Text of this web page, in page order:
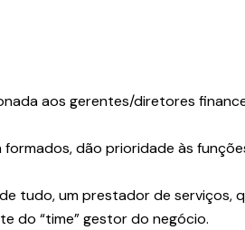
aos gerentes/diretores
dão prioridade às
tudo, um prestador de
do “time” gestor do negócio.